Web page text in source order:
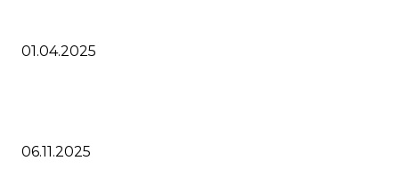
01.04.2025
06.11.2025